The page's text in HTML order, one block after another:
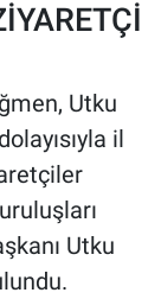
Utku
il
Utku